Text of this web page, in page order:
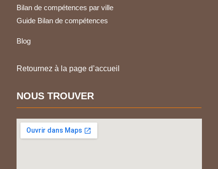
Bilan de compétences par ville
Guide Bilan de compétences
Blog
Retournez à la page d’accueil
NOUS TROUVER